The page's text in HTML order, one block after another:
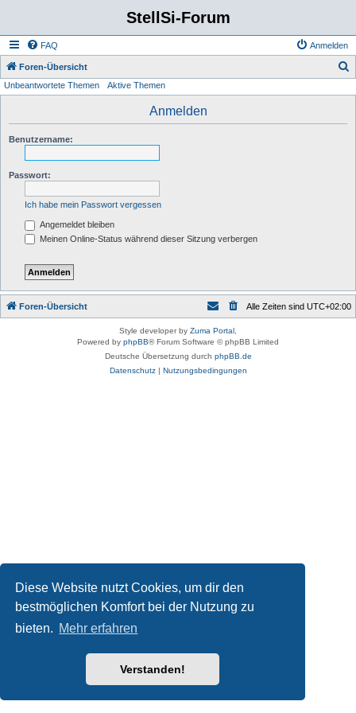
Diese Website nutzt Cookies, um dir den
bestmöglichen Komfort bei der Nutzung zu
bieten. Mehr erfahren
Verstanden!
StellSi-Forum
FAQ Anmelden
Foren-Übersicht
Unbeantwortete Themen Aktive Themen
Anmelden
Benutzername:
Passwort:
Ich habe mein Passwort vergessen
Angemeldet bleiben
Meinen Online-Status während dieser Sitzung verbergen
Foren-Übersicht Alle Zeiten sind UTC+02:00
Style developer by Zuma Portal,
Powered by phpBB® Forum Software © phpBB Limited
Deutsche Übersetzung durch phpBB.de
Datenschutz| Nutzungsbedingungen